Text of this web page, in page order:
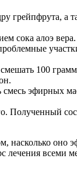
а
сока алоэ
100
эфирных
Полученный
насколько
всеми